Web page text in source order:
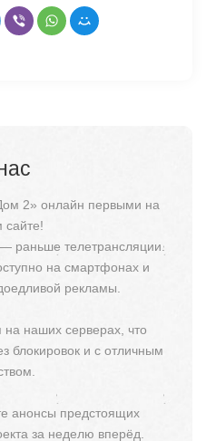
2» онлайн первыми на
раньше телетрансляции.
на смартфонах и
рекламы.
наших серверах, что
блокировок и с отличным
анонсы предстоящих
за неделю вперёд.